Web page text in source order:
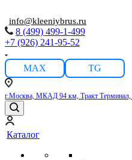
info@kleeniybrus.ru
8 (499) 499-1-499
+7 (926) 241-95-52
MAX TG
г.Москва, МКАД 94 км, Тракт
Каталог